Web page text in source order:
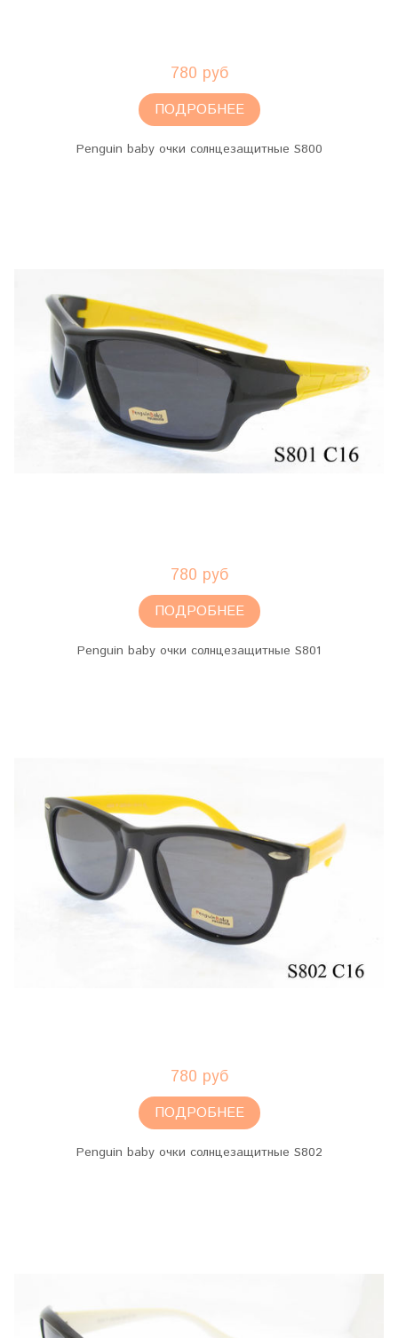
780 руб
ПОДРОБНЕЕ
Penguin baby очки солнцезащитные S800
780 руб
ПОДРОБНЕЕ
Penguin baby очки солнцезащитные S801
780 руб
ПОДРОБНЕЕ
Penguin baby очки солнцезащитные S802